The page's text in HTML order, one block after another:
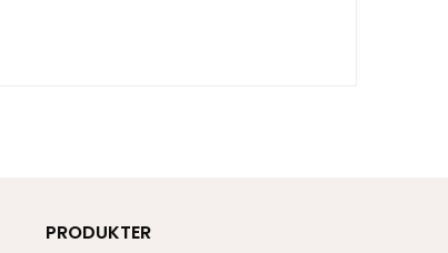
PRODUKTER